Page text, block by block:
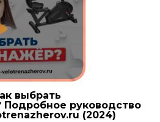
выбрать
Подробное руководство
(2024)